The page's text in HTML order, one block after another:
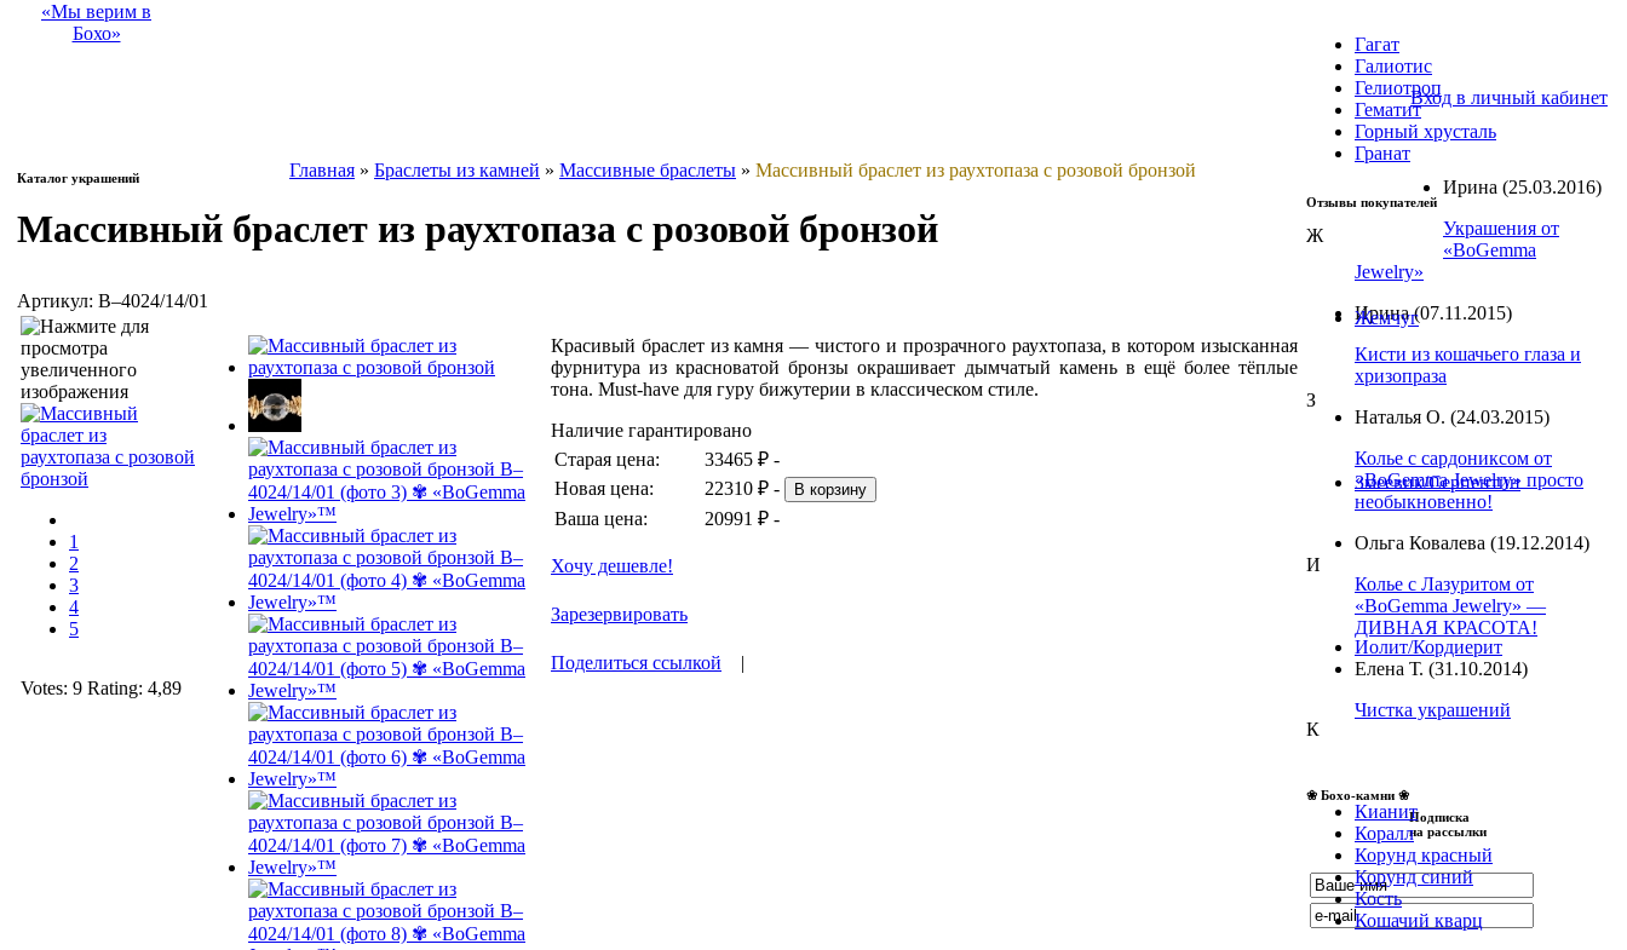
«Мы верим в
Бохо»
Вход в личный кабинет
Каталог украшений Главная » Браслеты из камней » Массивные браслеты » Массивный браслет из раухтопаза с розовой бронзой
Массивный браслет из раухтопаза с розовой бронзой
Артикул: B–4024/14/01
1
2
3
4
5
Votes: 9 Rating: 4,89
Красивый браслет из камня — чистого и прозрачного раухтопаза, в котором изысканная
фурнитура из красноватой бронзы окрашивает дымчатый камень в ещё более тёплые
тона. Must-have для гуру бижутерии в классическом стиле.
Наличие гарантировано
Старая цена:
33465 ₽ -
Новая цена:
22310 ₽ - В корзину
Ваша цена: 20991 ₽ -
Хочу дешевле!
Зарезервировать
Поделиться ссылкой |
Отзывы покупателей
Ирина (25.03.2016)
Украшения от
«BoGemma
Jewelry»
Ирина(07.11.2015)
Кисти из кошачьего глаза и
хризопраза
Наталья О. (24.03.2015)
Колье с сардониксом от
«BoGemma Jewelry» просто
необыкновенно!
Ольга Ковалева (19.12.2014)
Колье с Лазуритом от
«BoGemma Jewelry» —
ДИВНАЯ КРАСОТА!
Елена Т. (31.10.2014)
Чистка украшений
❀ Бохо-камни ❀
Гагат
Галиотис
Гелиотроп
Гематит
Горный хрусталь
Гранат
Ж
Жемчуг
З
Змеевик/Серпентин
И
Иолит/Кордиерит
К
Кианит
Коралл
Корунд красный
Корунд синий
Кость
Кошачий кварц
Подписка
на рассылки